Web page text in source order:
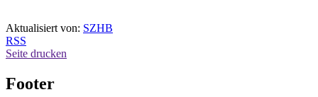
Aktualisiert von: SZHB
RSS
Seite drucken
Footer